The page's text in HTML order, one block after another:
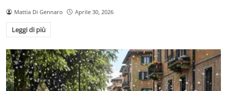
Mattia Di Gennaro Aprile 30, 2026
Leggi di più